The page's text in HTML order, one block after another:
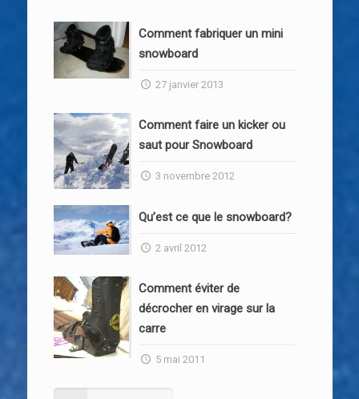
Comment fabriquer un mini
snowboard
27 janvier 2013
Comment faire un kicker ou
saut pour Snowboard
3 novembre 2012
Qu’est ce que le snowboard?
2 avril 2012
Comment éviter de
décrocher en virage sur la
carre
5 mai 2011